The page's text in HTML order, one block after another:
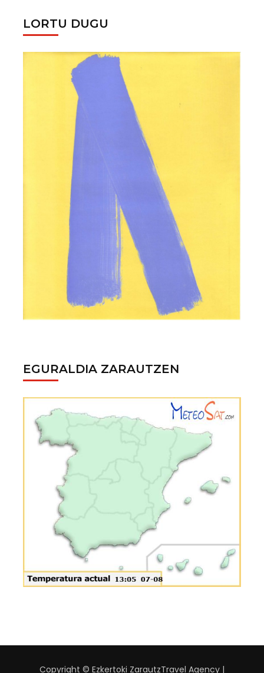
LORTU DUGU
EGURALDIA ZARAUTZEN
Copyright © Ezkertoki ZarautzTravel Agency |